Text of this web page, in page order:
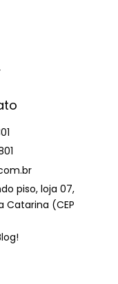
piso, loja 07,
Catarina (CEP